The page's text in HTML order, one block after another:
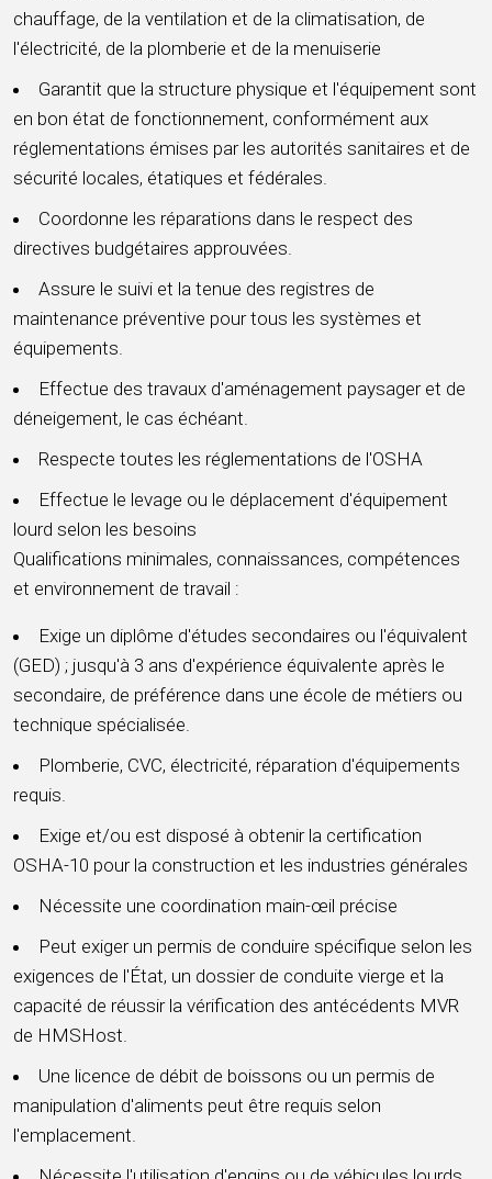
chauffage, de la ventilation et de la climatisation, de
l'électricité, de la plomberie et de la menuiserie
Garantit que la structure physique et l'équipement sont
en bon état de fonctionnement, conformément aux
réglementations émises par les autorités sanitaires et de
sécurité locales, étatiques et fédérales.
Coordonne les réparations dans le respect des
directives budgétaires approuvées.
Assure le suivi et la tenue des registres de
maintenance préventive pour tous les systèmes et
équipements.
Effectue des travaux d'aménagement paysager et de
déneigement, le cas échéant.
Respecte toutes les réglementations de l'OSHA
Effectue le levage ou le déplacement d'équipement
lourd selon les besoins
Qualifications minimales, connaissances, compétences
et environnement de travail :
Exige un diplôme d'études secondaires ou l'équivalent
(GED) ; jusqu'à 3 ans d'expérience équivalente après le
secondaire, de préférence dans une école de métiers ou
technique spécialisée.
Plomberie, CVC, électricité, réparation d'équipements
requis.
Exige et/ou est disposé à obtenir la certification
OSHA-10 pour la construction et les industries générales
Nécessite une coordination main-œil précise
Peut exiger un permis de conduire spécifique selon les
exigences de l'État, un dossier de conduite vierge et la
capacité de réussir la vérification des antécédents MVR
de HMSHost.
Une licence de débit de boissons ou un permis de
manipulation d'aliments peut être requis selon
l'emplacement.